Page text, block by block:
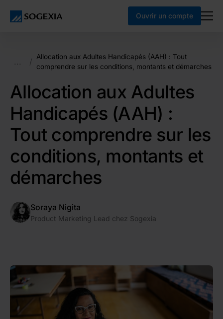
Ouvrir un compte
... /
Allocation aux Adultes Handicapés (AAH) : Tout
comprendre sur les conditions, montants et démarches
Allocation aux Adultes
Handicapés (AAH) :
Tout comprendre sur les
conditions, montants et
démarches
Soraya Nigita
Product Marketing Lead chez Sogexia